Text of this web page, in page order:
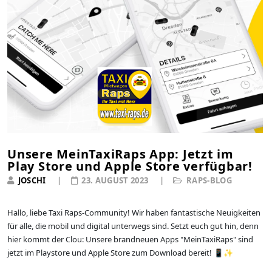
Unsere MeinTaxiRaps App: Jetzt im
Play Store und Apple Store verfügbar!
JOSCHI RAPS-BLOG
23. AUGUST 2023
Hallo, liebe Taxi Raps-Community! Wir haben fantastische Neuigkeiten
für alle, die mobil und digital unterwegs sind. Setzt euch gut hin, denn
hier kommt der Clou: Unsere brandneuen Apps "MeinTaxiRaps" sind
jetzt im Playstore und Apple Store zum Download bereit! 📱✨